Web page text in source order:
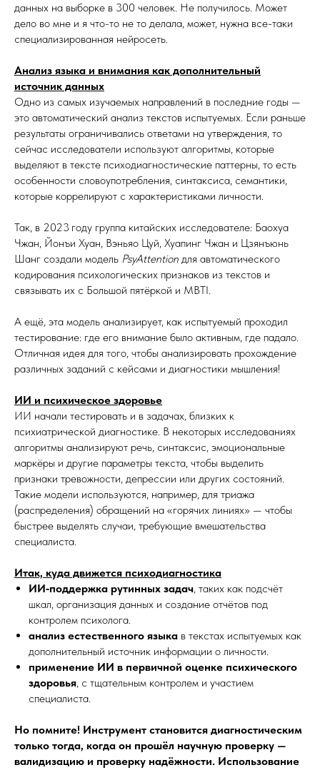
данных на выборке в 300 человек. Не получилось. Может
дело во мне и я что-то не то делала, может, нужна все-таки
специализированная нейросеть.
Анализ языка и внимания как дополнительный
источник данных
Одно из самых изучаемых направлений в последние годы —
это автоматический анализ текстов испытуемых. Если раньше
результаты ограничивались ответами на утверждения, то
сейчас исследователи используют алгоритмы, которые
выделяют в тексте психодиагностические паттерны, то есть
особенности словоупотребления, синтаксиса, семантики,
которые коррелируют с характеристиками личности.
Так, в 2023 году группа китайских исследователе: Баохуа
Чжан, Йонъи Хуан, Вэньяо Цуй, Хуапинг Чжан и Цзянъюнь
Шанг создали модель PsyAttention для автоматического
кодирования психологических признаков из текстов и
связывать их с Большой пятёркой и MBTI.
А ещё, эта модель анализирует, как испытуемый проходил
тестирование: где его внимание было активным, где падало.
Отличная идея для того, чтобы анализировать прохождение
различных заданий с кейсами и диагностики мышления!
ИИ и психическое здоровье
ИИ начали тестировать и в задачах, близких к
психиатрической диагностике. В некоторых исследованиях
алгоритмы анализируют речь, синтаксис, эмоциональные
маркёры и другие параметры текста, чтобы выделить
признаки тревожности, депрессии или других состояний.
Такие модели используются, например, для триажа
(распределения) обращений на «горячих линиях» — чтобы
быстрее выделять случаи, требующие вмешательства
специалиста.
Итак, куда движется психодиагностика
ИИ‑поддержка рутинных задач, таких как подсчёт
шкал, организация данных и создание отчётов под
контролем психолога.
анализ естественного языка в текстах испытуемых как
дополнительный источник информации о личности.
применение ИИ в первичной оценке психического
здоровья, с тщательным контролем и участием
специалиста.
Но помните! Инструмент становится диагностическим
только тогда, когда он прошёл научную проверку —
валидизацию и проверку надёжности. Использование